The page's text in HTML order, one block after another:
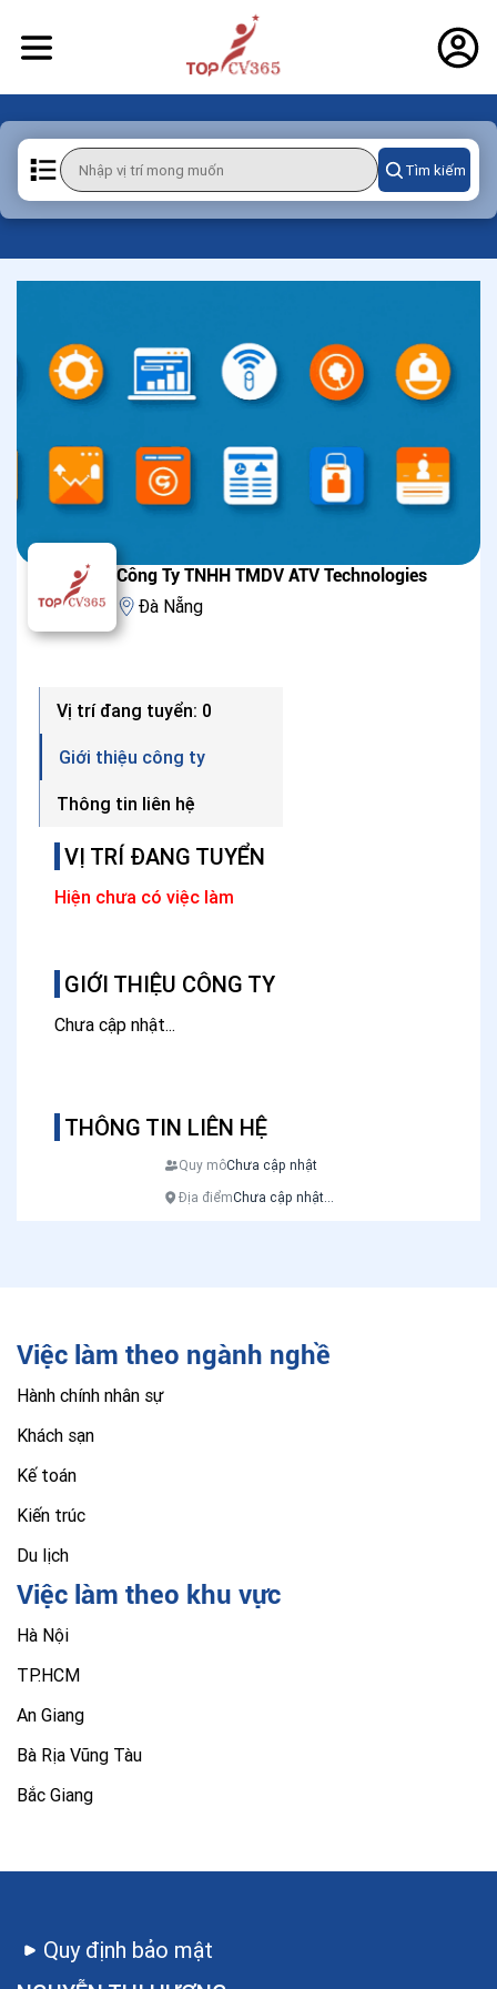
Tìm kiếm
Công Ty TNHH TMDV ATV Technologies
Đà Nẵng
VỊ TRÍ ĐANG TUYỂN
Hiện chưa có việc làm
GIỚI THIỆU CÔNG TY
Chưa cập nhật...
THÔNG TIN LIÊN HỆ
Quy môChưa cập nhật
Địa điểmChưa cập nhật...
Vị trí đang tuyển: 0
Giới thiệu công ty
Thông tin liên hệ
Việc làm theo ngành nghề
Hành chính nhân sự
Khách sạn
Kế toán
Kiến trúc
Du lịch
Việc làm theo khu vực
Hà Nội
TP.HCM
An Giang
Bà Rịa Vũng Tàu
Bắc Giang
Quy định bảo mật